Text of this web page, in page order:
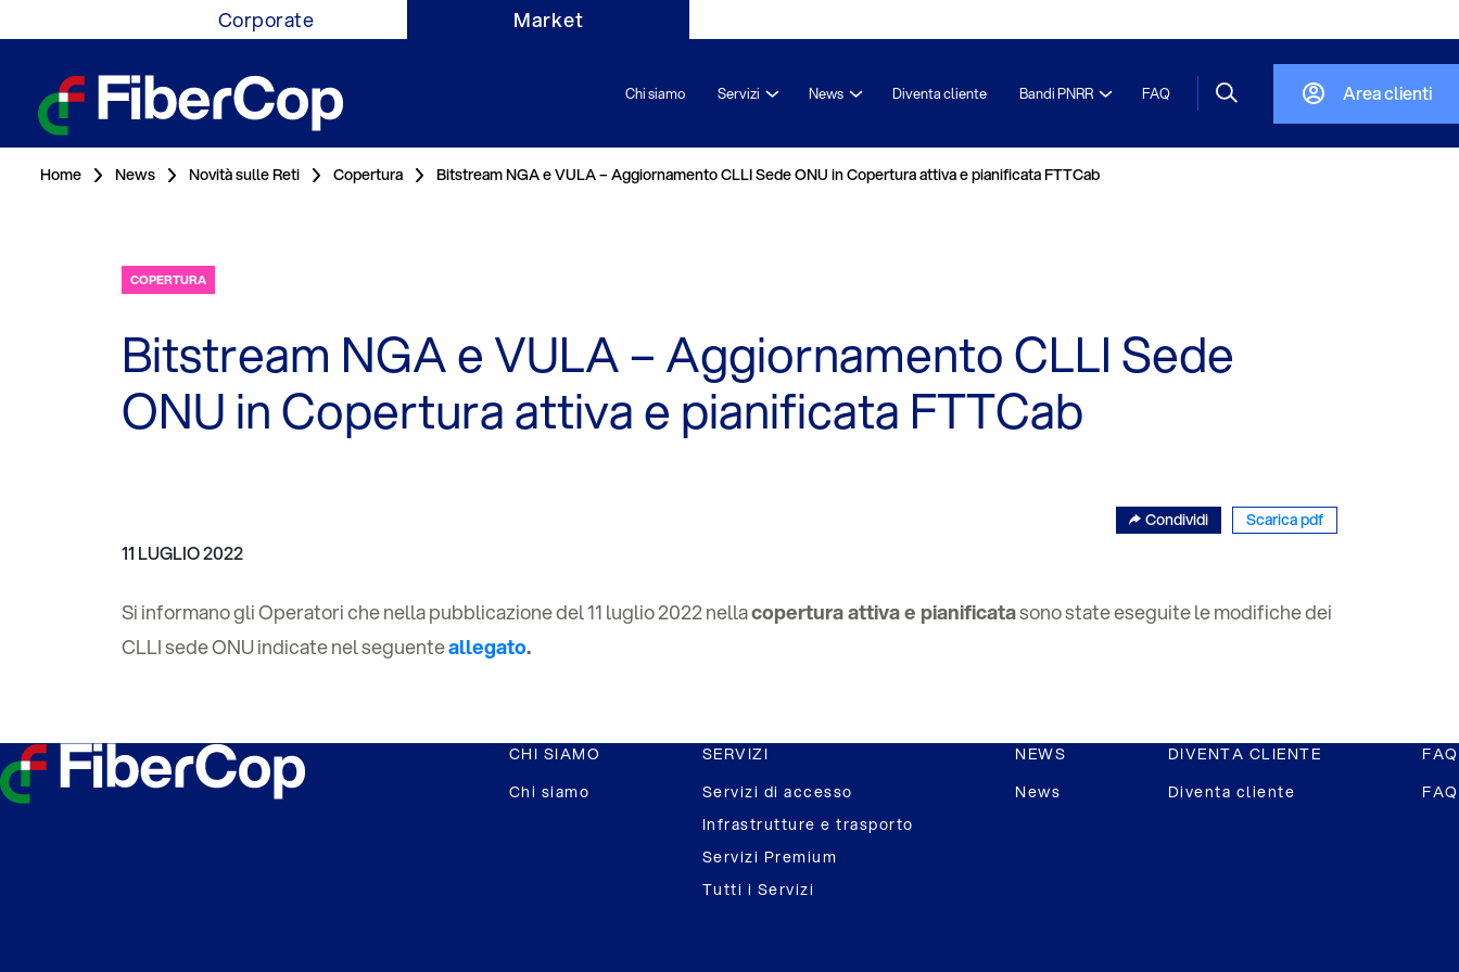
Corporate Market
Chi siamo Servizi News Diventa cliente Bandi PNRR FAQ Area clienti
Home News Novità sulle Reti Copertura Bitstream NGA e VULA – Aggiornamento CLLI Sede ONU in Copertura attiva e pianificata FTTCab
COPERTURA
Bitstream NGA e VULA – Aggiornamento CLLI Sede
ONU in Copertura attiva e pianificata FTTCab
Condividi Scarica pdf
11 LUGLIO 2022
Si informano gli Operatori che nella pubblicazione del 11 luglio 2022 nellacopertura attiva e pianificatasono state eseguite le modifiche dei
CLLI sede ONU indicate nel seguenteallegato.
CHI SIAMO
Chi siamo
SERVIZI
Servizi di accesso
Infrastrutture e trasporto
Servizi Premium
Tutti i Servizi
NEWS
News
DIVENTA CLIENTE
Diventa cliente
FAQ
FAQ